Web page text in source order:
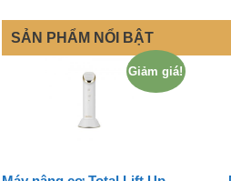
SẢN PHẨM NỔI BẬT
Giảm giá!